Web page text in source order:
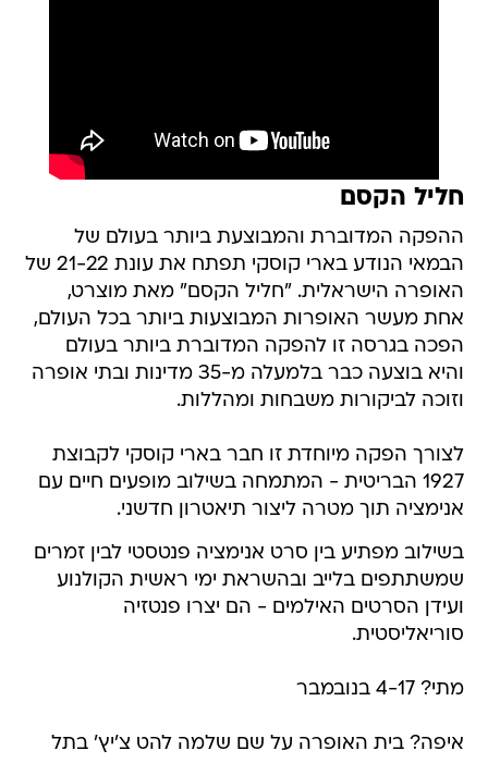
חליל הקסם
ההפקה המדוברת והמבוצעת ביותר בעולם של
הבמאי הנודע בארי קוסקי תפתח את עונת 21-22 של
האופרה הישראלית. "חליל הקסם" מאת מוצרט,
אחת מעשר האופרות המבוצעות ביותר בכל העולם,
הפכה בגרסה זו להפקה המדוברת ביותר בעולם
והיא בוצעה כבר בלמעלה מ-35 מדינות ובתי אופרה
וזוכה לביקורות משבחות ומהללות.
לצורך הפקה מיוחדת זו חבר בארי קוסקי לקבוצת
1927 הבריטית - המתמחה בשילוב מופעים חיים עם
אנימציה תוך מטרה ליצור תיאטרון חדשני.
בשילוב מפתיע בין סרט אנימציה פנטסטי לבין זמרים
שמשתתפים בלייב ובהשראת ימי ראשית הקולנוע
ועידן הסרטים האילמים - הם יצרו פנטזיה
סוריאליסטית.
מתי? 4-17 בנובמבר
איפה? בית האופרה על שם שלמה להט צ'יץ' בתל